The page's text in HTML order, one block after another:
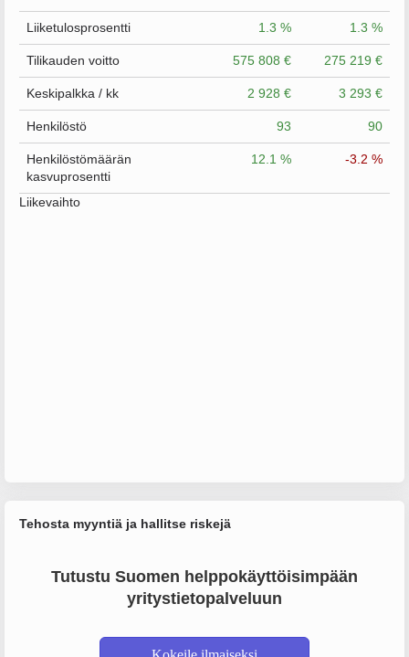
Liiketulosprosentti 1.3 % 1.3 %
Tilikauden voitto 575 808 € 275 219 €
Keskipalkka / kk 2 928 € 3 293 €
Henkilöstö 93 90
Henkilöstömäärän
kasvuprosentti
12.1 % -3.2 %
Liikevaihto
Tehosta myyntiä ja hallitse riskejä
Tutustu Suomen helppokäyttöisimpään
yritystietopalveluun